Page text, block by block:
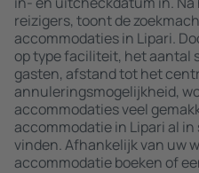
reizigers, toont de
accommodaties in Lipari.
op type faciliteit, het aantal
gasten, afstand tot het
annuleringsmogelijkheid,
accommodaties veel
accommodatie in Lipari al
vinden. Afhankelijk van uw
accommodatie boeken of